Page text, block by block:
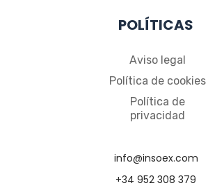
POLÍTICAS
Aviso legal
Política de cookies
Política de
privacidad
info@insoex.com
+34 952 308 379